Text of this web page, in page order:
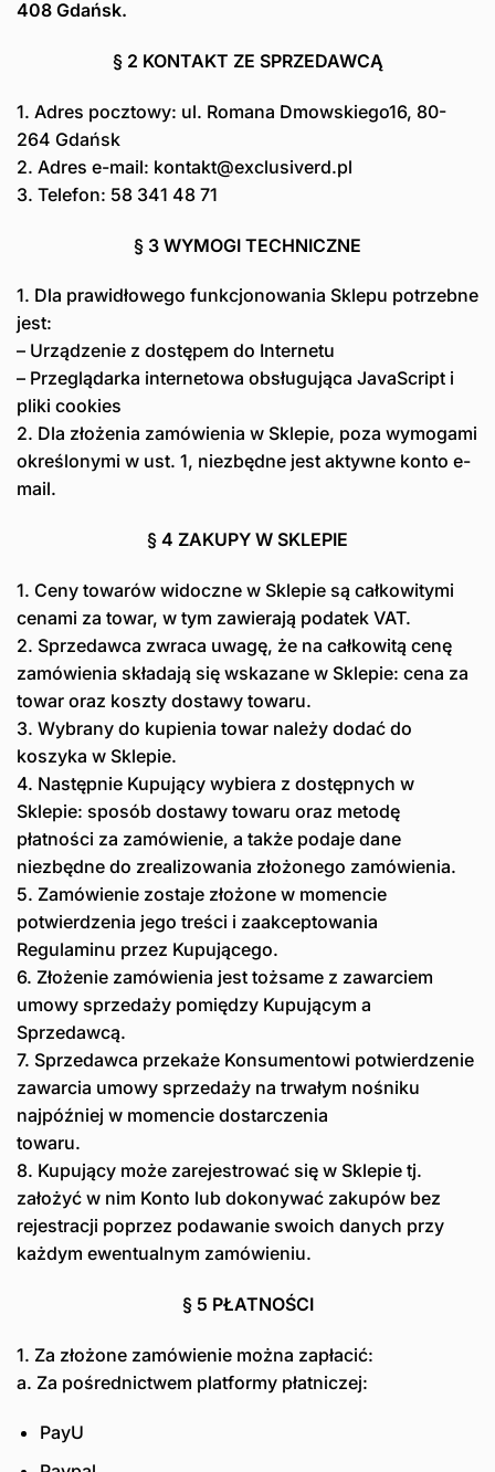
408 Gdańsk.
§ 2 KONTAKT ZE SPRZEDAWCĄ
1. Adres pocztowy: ul. Romana Dmowskiego16, 80-
264 Gdańsk
2. Adres e-mail: kontakt@exclusiverd.pl
3. Telefon: 58 341 48 71
§ 3 WYMOGI TECHNICZNE
1. Dla prawidłowego funkcjonowania Sklepu potrzebne
jest:
– Urządzenie z dostępem do Internetu
– Przeglądarka internetowa obsługująca JavaScript i
pliki cookies
2. Dla złożenia zamówienia w Sklepie, poza wymogami
określonymi w ust. 1, niezbędne jest aktywne konto e-
mail.
§ 4 ZAKUPY W SKLEPIE
1. Ceny towarów widoczne w Sklepie są całkowitymi
cenami za towar, w tym zawierają podatek VAT.
2. Sprzedawca zwraca uwagę, że na całkowitą cenę
zamówienia składają się wskazane w Sklepie: cena za
towar oraz koszty dostawy towaru.
3. Wybrany do kupienia towar należy dodać do
koszyka w Sklepie.
4. Następnie Kupujący wybiera z dostępnych w
Sklepie: sposób dostawy towaru oraz metodę
płatności za zamówienie, a także podaje dane
niezbędne do zrealizowania złożonego zamówienia.
5. Zamówienie zostaje złożone w momencie
potwierdzenia jego treści i zaakceptowania
Regulaminu przez Kupującego.
6. Złożenie zamówienia jest tożsame z zawarciem
umowy sprzedaży pomiędzy Kupującym a
Sprzedawcą.
7. Sprzedawca przekaże Konsumentowi potwierdzenie
zawarcia umowy sprzedaży na trwałym nośniku
najpóźniej w momencie dostarczenia
towaru.
8. Kupujący może zarejestrować się w Sklepie tj.
założyć w nim Konto lub dokonywać zakupów bez
rejestracji poprzez podawanie swoich danych przy
każdym ewentualnym zamówieniu.
§ 5 PŁATNOŚCI
1. Za złożone zamówienie można zapłacić:
a. Za pośrednictwem platformy płatniczej:
PayU